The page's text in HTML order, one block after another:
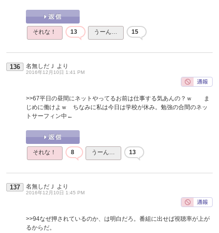
それな！ 13 うーん… 15
136 名無しだＪ より
2016年12月10日 1:41 PM
>>67平日の昼間にネットやってるお前は仕事する気あんの？ｗ ま
じめに働けよｗ ちなみに私は今日は学校が休み。勉強の合間のネッ
トサーフィン中←
それな！ 8 うーん… 13
137 名無しだＪ より
2016年12月10日 1:45 PM
>>94なぜ押されているのか、は明白だろ。番組に出せば視聴率が上が
るからだ。